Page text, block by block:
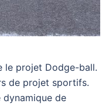
le projet Dodge-ball.
de projet sportifs.
de